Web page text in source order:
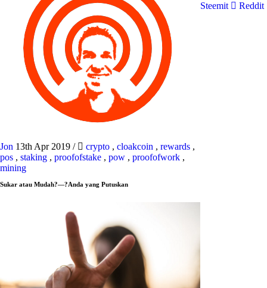
Jon 13th Apr 2019 / crypto , cloakcoin , rewards ,
pos , staking , proofofstake , pow , proofofwork ,
mining
Sukar atau Mudah?—?Anda yang Putuskan
Steemit
Reddit